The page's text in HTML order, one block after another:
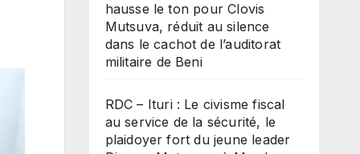
hausse le ton pour Clovis
Mutsuva, réduit au silence
dans le cachot de l’auditorat
militaire de Beni
RDC – Ituri : Le civisme fiscal
au service de la sécurité, le
plaidoyer fort du jeune leader